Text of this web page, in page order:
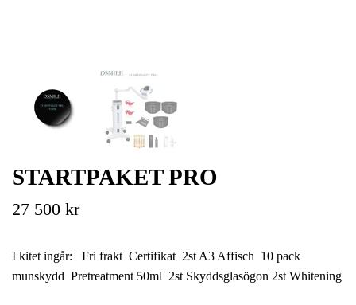
STARTPAKET PRO
27 500 kr
I kitet ingår: Fri frakt Certifikat 2st A3 Affisch 10 pack
munskydd Pretreatment 50ml 2st Skyddsglasögon 2st Whitening